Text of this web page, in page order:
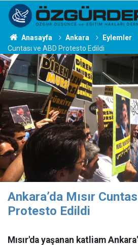
Anasayfa Ankara Eylemler
Cuntası ve ABD Protesto Edildi
Ankara’da Mısır
Protesto Edildi
Mısır'da yaşanan katliam